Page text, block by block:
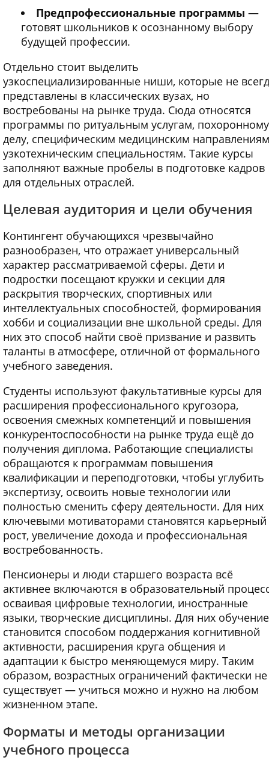
Предпрофессиональные программы —
готовят школьников к осознанному выбору
будущей профессии.
Отдельно стоит выделить
узкоспециализированные ниши, которые не
представлены в классических вузах, но
востребованы на рынке труда. Сюда относятся
программы по ритуальным услугам, похоронному
делу, специфическим медицинским
узкотехническим специальностям. Такие курсы
заполняют важные пробелы в подготовке кадров
для отдельных отраслей.
Целевая аудитория и цели обучения
Контингент обучающихся чрезвычайно
разнообразен, что отражает универсальный
характер рассматриваемой сферы. Дети и
подростки посещают кружки и секции для
раскрытия творческих, спортивных или
интеллектуальных способностей, формирования
хобби и социализации вне школьной среды. Для
них это способ найти своё призвание и развить
таланты в атмосфере, отличной от формального
учебного заведения.
Студенты используют факультативные курсы для
расширения профессионального кругозора,
освоения смежных компетенций и повышения
конкурентоспособности на рынке труда ещё до
получения диплома. Работающие специалисты
обращаются к программам повышения
квалификации и переподготовки, чтобы углубить
экспертизу, освоить новые технологии или
полностью сменить сферу деятельности. Для них
ключевыми мотиваторами становятся карьерный
рост, увеличение дохода и профессиональная
востребованность.
Пенсионеры и люди старшего возраста всё
активнее включаются в образовательный
осваивая цифровые технологии, иностранные
языки, творческие дисциплины. Для них обучение
становится способом поддержания когнитивной
активности, расширения круга общения и
адаптации к быстро меняющемуся миру. Таким
образом, возрастных ограничений фактически не
существует — учиться можно и нужно на любом
жизненном этапе.
Форматы и методы организации
учебного процесса